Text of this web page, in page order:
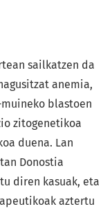
sailkatzen da
anemia,
blastoen
zitogenetikoa
duena. Lan
Donostia
diren kasuak, eta
aztertu